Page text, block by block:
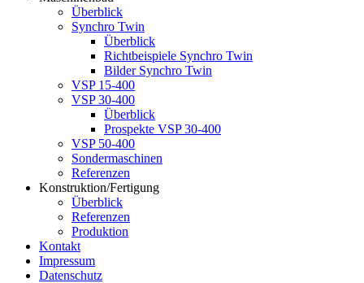
Überblick
Synchro Twin
Überblick
Richtbeispiele Synchro Twin
Bilder Synchro Twin
VSP 15-400
VSP 30-400
Überblick
Prospekte VSP 30-400
VSP 50-400
Sondermaschinen
Referenzen
Konstruktion/Fertigung
Überblick
Referenzen
Produktion
Kontakt
Impressum
Datenschutz